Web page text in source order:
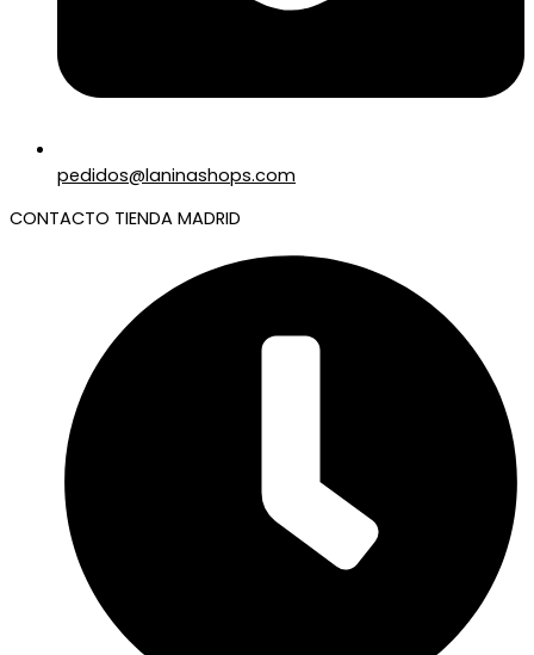
pedidos@laninashops.com
CONTACTO TIENDA MADRID